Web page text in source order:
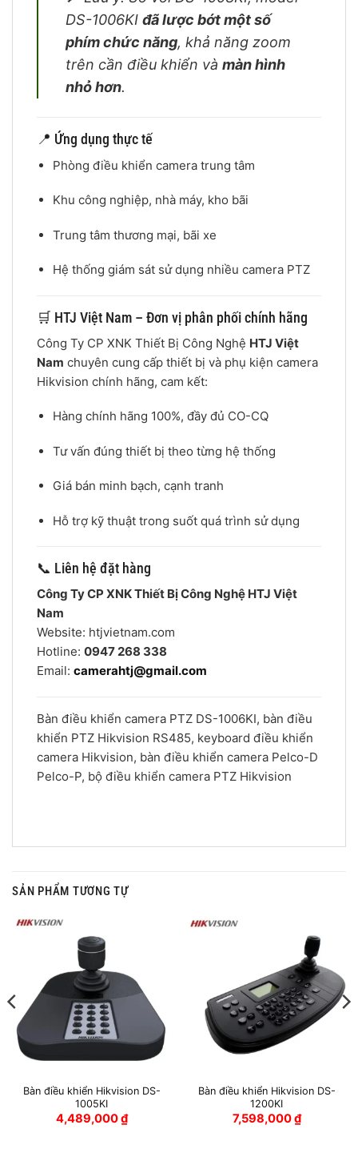
DS-1006KI đã lược bớt một số
phím chức năng, khả năng zoom
trên cần điều khiển và màn hình
nhỏ hơn.
📍 Ứng dụng thực tế
Phòng điều khiển camera trung tâm
Khu công nghiệp, nhà máy, kho bãi
Trung tâm thương mại, bãi xe
Hệ thống giám sát sử dụng nhiều camera PTZ
🛒 HTJ Việt Nam – Đơn vị phân phối chính hãng
Công Ty CP XNK Thiết Bị Công Nghệ HTJ Việt
Nam chuyên cung cấp thiết bị và phụ kiện camera
Hikvision chính hãng, cam kết:
Hàng chính hãng 100%, đầy đủ CO-CQ
Tư vấn đúng thiết bị theo từng hệ thống
Giá bán minh bạch, cạnh tranh
Hỗ trợ kỹ thuật trong suốt quá trình sử dụng
📞 Liên hệ đặt hàng
Công Ty CP XNK Thiết Bị Công Nghệ HTJ Việt
Nam
Website: htjvietnam.com
Hotline: 0947 268 338
Email: camerahtj@gmail.com
Bàn điều khiển camera PTZ DS-1006KI, bàn điều
khiển PTZ Hikvision RS485, keyboard điều khiển
camera Hikvision, bàn điều khiển camera Pelco-D
Pelco-P, bộ điều khiển camera PTZ Hikvision
SẢN PHẨM TƯƠNG TỰ
Bàn điều khiển Hikvision DS-
1005KI
4,489,000₫
Bàn điều khiển Hikvision DS-
1200KI
7,598,000₫